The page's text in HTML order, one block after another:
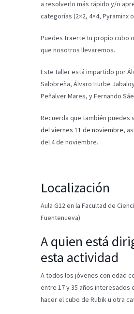
a resolverlo más rápido y/o
categorías (2×2, 4×4, Pyraminx
Puedes traerte tu propio cubo
que nosotros llevaremos.
Este taller está impartido por
Salobreña, Álvaro Iturbe
Peñalver Mares, y Fernando
Recuerda que también puedes
del viernes 11 de noviembre,
del 4 de noviembre.
Localización
Aula G12 en la Facultad de
Fuentenueva).
A quien está
esta actividad
A todos los jóvenes con edad
entre 17 y 35 años interesados
hacer el cubo de Rubik u otra